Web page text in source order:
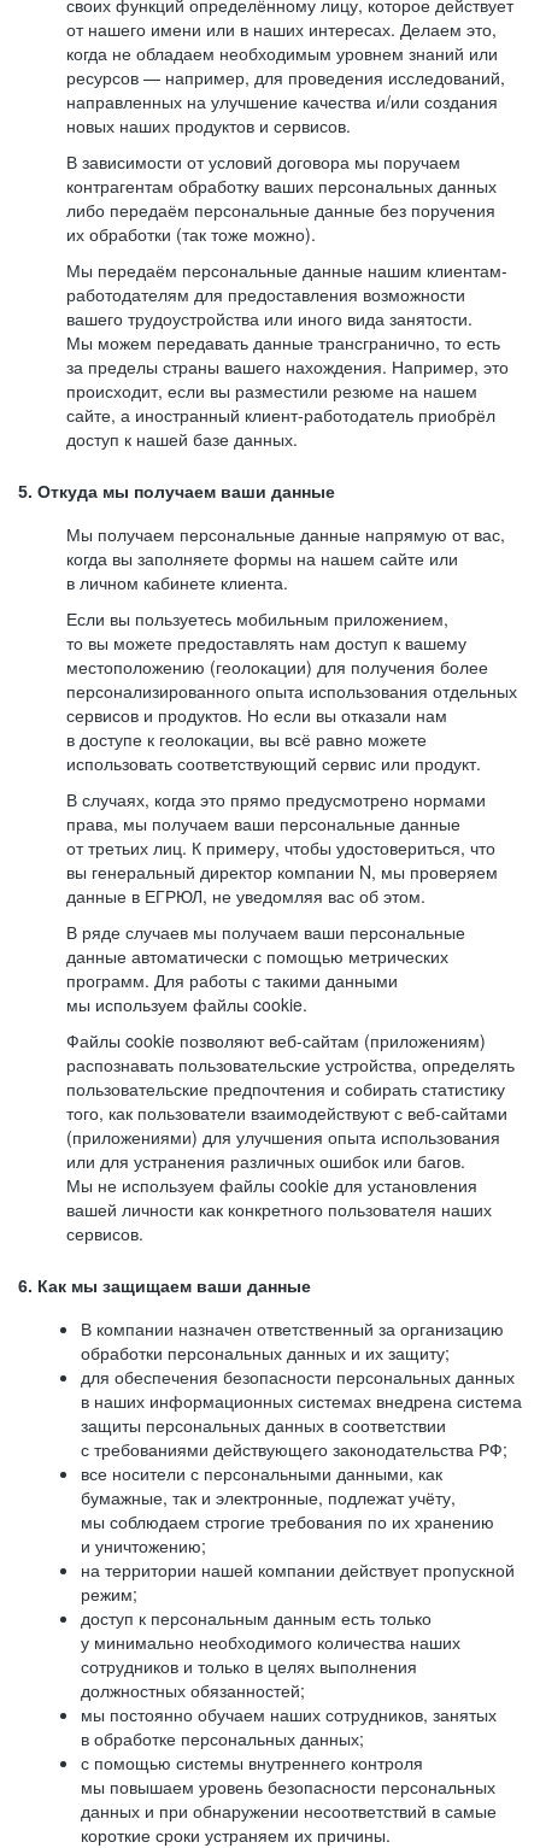
своих функций определённому лицу, которое действует
от нашего имени или в наших интересах. Делаем это,
когда не обладаем необходимым уровнем знаний или
ресурсов — например, для проведения исследований,
направленных на улучшение качества и/или создания
новых наших продуктов и сервисов.
В зависимости от условий договора мы поручаем
контрагентам обработку ваших персональных данных
либо передаём персональные данные без поручения
их обработки (так тоже можно).
Мы передаём персональные данные нашим клиентам-
работодателям для предоставления возможности
вашего трудоустройства или иного вида занятости.
Мы можем передавать данные трансгранично, то есть
за пределы страны вашего нахождения. Например, это
происходит, если вы разместили резюме на нашем
сайте, а иностранный клиент-работодатель приобрёл
доступ к нашей базе данных.
5. Откуда мы получаем ваши данные
Мы получаем персональные данные напрямую от вас,
когда вы заполняете формы на нашем сайте или
в личном кабинете клиента.
Если вы пользуетесь мобильным приложением,
то вы можете предоставлять нам доступ к вашему
местоположению (геолокации) для получения более
персонализированного опыта использования отдельных
сервисов и продуктов. Но если вы отказали нам
в доступе к геолокации, вы всё равно можете
использовать соответствующий сервис или продукт.
В случаях, когда это прямо предусмотрено нормами
права, мы получаем ваши персональные данные
от третьих лиц. К примеру, чтобы удостовериться, что
вы генеральный директор компании N, мы проверяем
данные в ЕГРЮЛ, не уведомляя вас об этом.
В ряде случаев мы получаем ваши персональные
данные автоматически с помощью метрических
программ. Для работы с такими данными
мы используем файлы cookie.
Файлы cookie позволяют веб-сайтам (приложениям)
распознавать пользовательские устройства, определять
пользовательские предпочтения и собирать статистику
того, как пользователи взаимодействуют с веб-сайтами
(приложениями) для улучшения опыта использования
или для устранения различных ошибок или багов.
Мы не используем файлы cookie для установления
вашей личности как конкретного пользователя наших
сервисов.
6. Как мы защищаем ваши данные
В компании назначен ответственный за организацию
обработки персональных данных и их защиту;
для обеспечения безопасности персональных данных
в наших информационных системах внедрена система
защиты персональных данных в соответствии
с требованиями действующего законодательства РФ;
все носители с персональными данными, как
бумажные, так и электронные, подлежат учёту,
мы соблюдаем строгие требования по их хранению
и уничтожению;
на территории нашей компании действует пропускной
режим;
доступ к персональным данным есть только
у минимально необходимого количества наших
сотрудников и только в целях выполнения
должностных обязанностей;
мы постоянно обучаем наших сотрудников, занятых
в обработке персональных данных;
с помощью системы внутреннего контроля
мы повышаем уровень безопасности персональных
данных и при обнаружении несоответствий в самые
короткие сроки устраняем их причины.